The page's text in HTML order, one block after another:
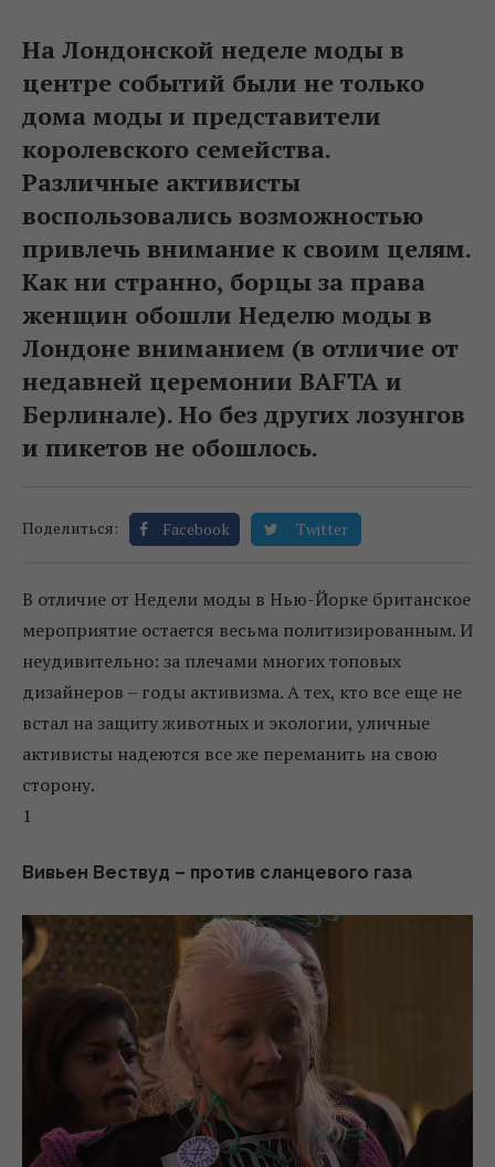
На Лондонской неделе моды в
центре событий были не только
дома моды и представители
королевского семейства.
Различные активисты
воспользовались возможностью
привлечь внимание к своим целям.
Как ни странно, борцы за права
женщин обошли Неделю моды в
Лондоне вниманием (в отличие от
недавней церемонии BAFTA и
Берлинале). Но без других лозунгов
и пикетов не обошлось.
Поделиться: Facebook Twitter
В отличие от Недели моды в Нью-Йорке британское
мероприятие остается весьма политизированным. И
неудивительно: за плечами многих топовых
дизайнеров – годы активизма. А тех, кто все еще не
встал на защиту животных и экологии, уличные
активисты надеются все же переманить на свою
сторону.
1
Вивьен Вествуд – против сланцевого газа